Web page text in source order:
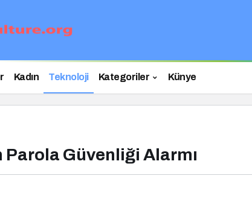
Kadın Teknoloji Kategoriler Künye
Güvenliği Alarmı